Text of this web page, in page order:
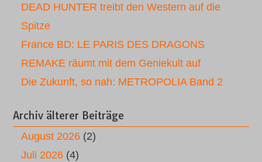
DEAD HUNTER treibt den Western auf die
Spitze
France BD: LE PARIS DES DRAGONS
REMAKE räumt mit dem Geniekult auf
Die Zukunft, so nah: METROPOLIA Band 2
Archiv älterer Beiträge
August 2026 (2)
Juli 2026 (4)